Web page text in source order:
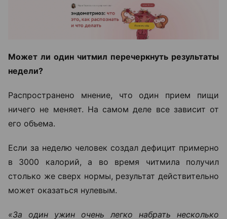
Может ли один читмил перечеркнуть результаты
недели?
Распространено мнение, что один прием пищи
ничего не меняет. На самом деле все зависит от
его объема.
Если за неделю человек создал дефицит примерно
в 3000 калорий, а во время читмила получил
столько же сверх нормы, результат действительно
может оказаться нулевым.
«За один ужин очень легко набрать несколько